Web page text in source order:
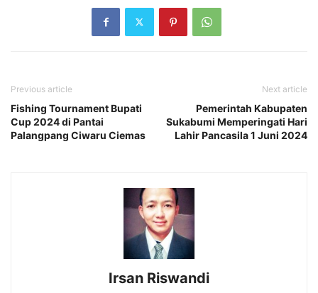
Previous article
Fishing Tournament Bupati
Cup 2024 di Pantai
Palangpang Ciwaru Ciemas
Next article
Pemerintah Kabupaten
Sukabumi Memperingati Hari
Lahir Pancasila 1 Juni 2024
Irsan Riswandi